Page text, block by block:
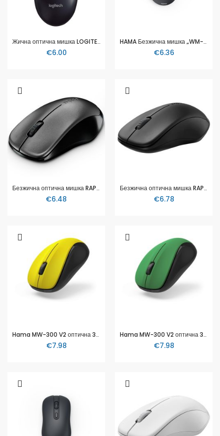
Жична оптична мишка LOGITECH M90
€6.00
HAMA Безжична мишка „WM-150“, мини, оптична, 3 бутона, тиха, черна
€6.36
Безжична оптична мишка RAPOO 1620, 11464
€6.48
Безжична оптична мишка RAPOO 1680, Тиха, 2.4Ghz, Черна
€6.78
Hama MW-300 V2 оптична 3-бутонна безжична мишка, HAMA-173023
€7.98
Hama MW-300 V2 оптична 3-бутонна безжична мишка, HAMA-173024
€7.98